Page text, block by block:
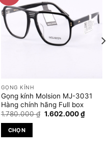
GỌNG KÍNH
Gọng kính Molsion MJ-3031
Hàng chính hãng Full box
1.780.000₫ Giá
1.602.000₫Giá
hiện
CHỌN